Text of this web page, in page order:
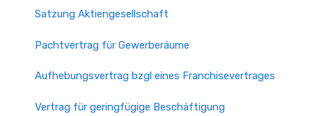
Satzung Aktiengesellschaft
Pachtvertrag für Gewerberäume
Aufhebungsvertrag bzgl eines Franchisevertrages
Vertrag für geringfügige Beschäftigung